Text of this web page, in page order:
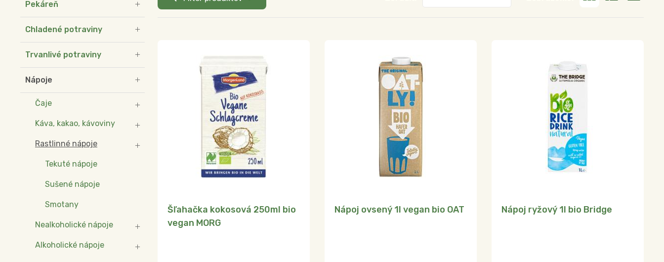
Šľahačka kokosová 250ml bio
vegan MORG
Nápoj ovsený 1l vegan bio OAT Nápoj ryžový 1l bio Bridge
Pekáreň
Chladené potraviny
Trvanlivé potraviny
Nápoje
Čaje
Káva, kakao, kávoviny
Rastlinné nápoje
Tekuté nápoje
Sušené nápoje
Smotany
Nealkoholické nápoje
Alkoholické nápoje